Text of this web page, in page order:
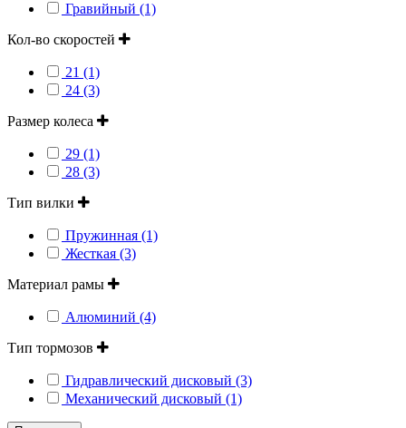
Гравийный (1)
Кол-во скоростей
21 (1)
24 (3)
Размер колеса
29 (1)
28 (3)
Тип вилки
Пружинная (1)
Жесткая (3)
Материал рамы
Алюминий (4)
Тип тормозов
Гидравлический дисковый (3)
Механический дисковый (1)